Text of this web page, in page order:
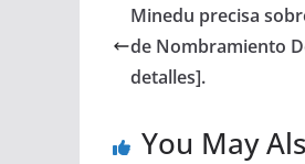
Minedu precisa
de Nombramiento
detalles].
You May